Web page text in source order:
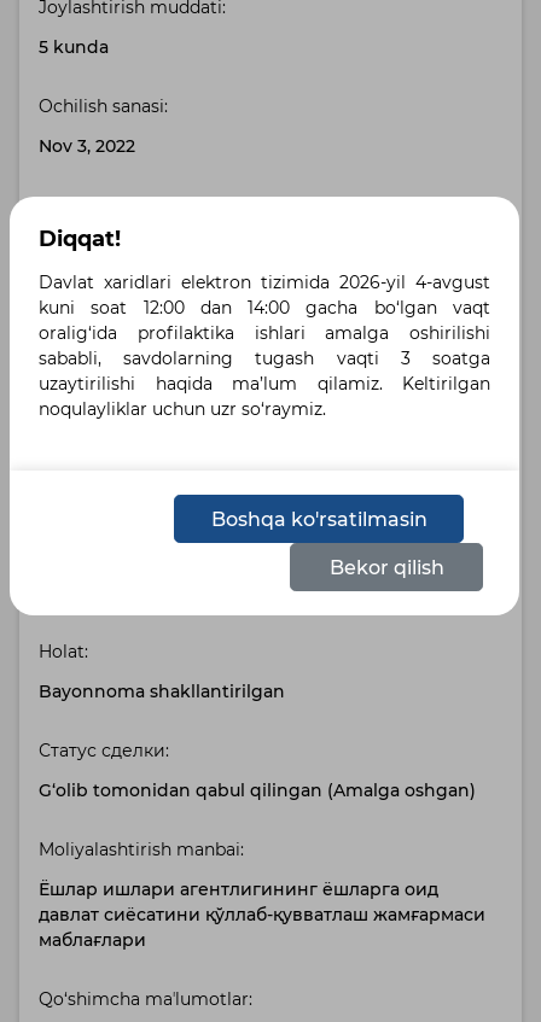
Joylashtirish muddati:
5 kunda
Ochilish sanasi:
Nov 3, 2022
60 bank. kuni
Buyurtmachi manzili:
Toshkent shahri, Toshkent shahri , Тошент шахар
Шайхонтохур тумани Навоий куча 11-уй
Holat:
Bayonnoma shakllantirilgan
Статус сделки:
G‘olib tomonidan qabul qilingan (Amalga oshgan)
Moliyalashtirish manbai:
Ёшлар ишлари агентлигининг ёшларга оид
давлат сиёсатини қўллаб-қувватлаш жамғармаси
маблағлари
Qo‘shimcha maʼlumotlar:
Diqqat!
Davlat xaridlari elektron tizimida 2026-yil 4-avgust
kuni soat 12:00 dan 14:00 gacha bo‘lgan vaqt
oralig‘ida profilaktika ishlari amalga oshirilishi
sababli, savdolarning tugash vaqti 3 soatga
uzaytirilishi haqida ma’lum qilamiz. Keltirilgan
noqulayliklar uchun uzr so‘raymiz.
Boshqa ko'rsatilmasin
Bekor qilish